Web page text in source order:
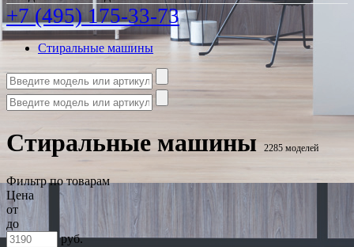
+7 (495) 175-33-73
Стиральные машины
Стиральные машины 2285 моделей
Фильтр по товарам
Цена
от
до
руб.